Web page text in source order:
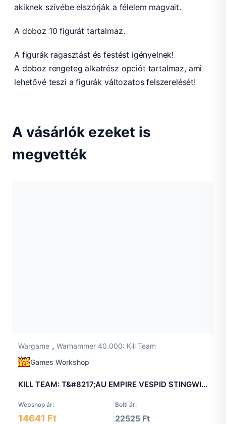
akiknek szívébe elszórják a félelem magvait.
A doboz 10 figurát tartalmaz.
A figurák ragasztást és festést igényelnek!
A doboz rengeteg alkatrész opciót tartalmaz, ami
lehetővé teszi a figurák változatos felszerelését!
A vásárlók ezeket is
megvették
Wargame , Warhammer 40.000: Kill Team
Games Workshop
KILL TEAM: T&#8217;AU EMPIRE VESPID STINGWINGS
Webshop ár: Bolti ár:
14641 Ft 22525 Ft